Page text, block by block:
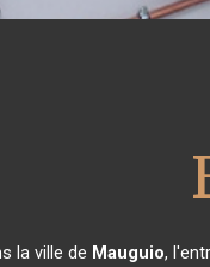
la ville de Mauguio,